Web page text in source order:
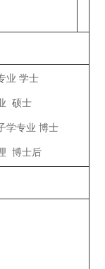
业 学士
硕士
学专业 博士
博士后